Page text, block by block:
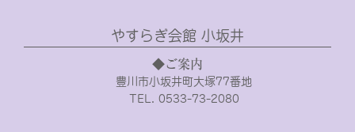
やすらぎ会館 小坂井
◆ご案内
豊川市小坂井町大塚77番地
TEL. 0533-73-2080